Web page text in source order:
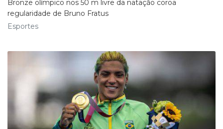
Bronze olímpico nos 50 m livre da natação coroa
regularidade de Bruno Fratus
Esportes